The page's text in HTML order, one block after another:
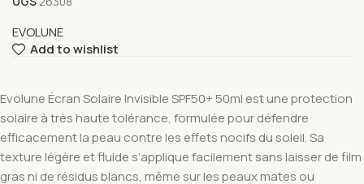
EVOLUNE
Add to wishlist
Evolune Écran Solaire Invisible SPF50+ 50ml est une protection
solaire à très haute tolérance, formulée pour défendre
efficacement la peau contre les effets nocifs du soleil. Sa
texture légère et fluide s’applique facilement sans laisser de film
gras ni de résidus blancs, même sur les peaux mates ou